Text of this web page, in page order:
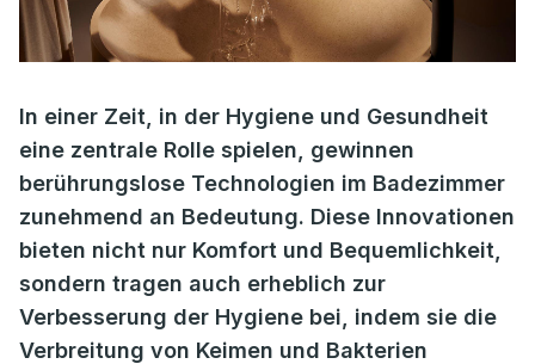
In einer Zeit, in der Hygiene und Gesundheit
eine zentrale Rolle spielen, gewinnen
berührungslose Technologien im Badezimmer
zunehmend an Bedeutung. Diese Innovationen
bieten nicht nur Komfort und Bequemlichkeit,
sondern tragen auch erheblich zur
Verbesserung der Hygiene bei, indem sie die
Verbreitung von Keimen und Bakterien